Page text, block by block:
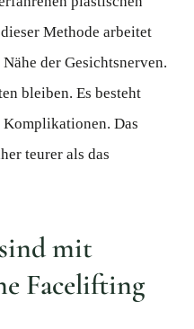
Methode arbeitet
der Gesichtsnerven.
bleiben. Es besteht
Das
teurer als das
mit
Facelifting